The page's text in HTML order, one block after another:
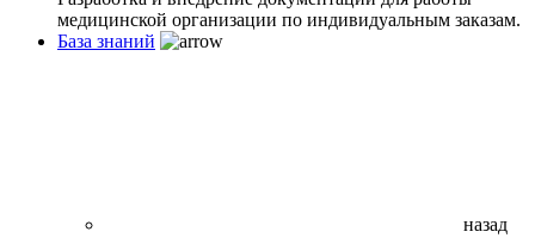
медицинской организации по индивидуальным заказам.
База знаний
назад